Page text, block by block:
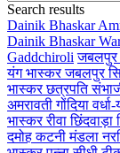
Search results
Dainik Bhaskar
Dainik Bhaskar
Gaddchiroli जबलपुर
यंग भास्करजबलपुर
भास्करछत्रपति
अमरावतीगोंदिया
भास्कररीवाछिंदवाड़ा
दमोहकटनीमंडला